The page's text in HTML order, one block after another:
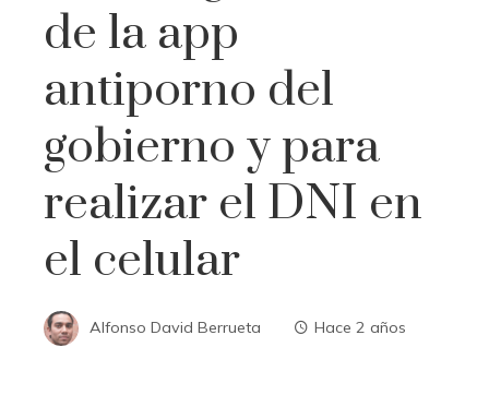
de la app
antiporno del
gobierno y para
realizar el DNI en
el celular
Alfonso David Berrueta Hace 2 años